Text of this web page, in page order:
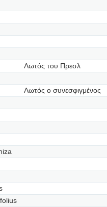
Λωτός του Πρεσλ
Λωτός ο συνεσφιγμένος